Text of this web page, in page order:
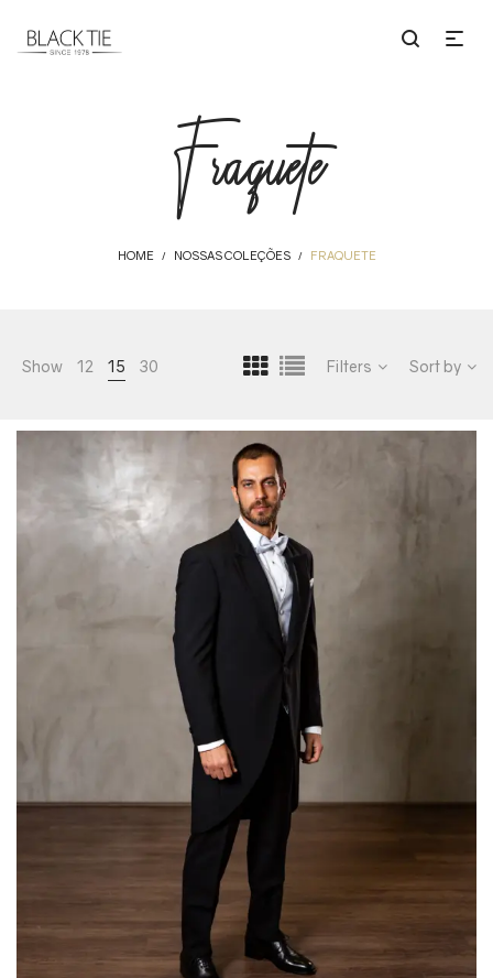
Fraquete
HOME / NOSSAS COLEÇÕES / FRAQUETE
Show 12 15 30 Filters Sort by